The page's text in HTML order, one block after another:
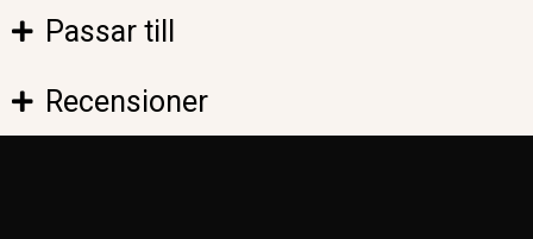
Passar till
Recensioner